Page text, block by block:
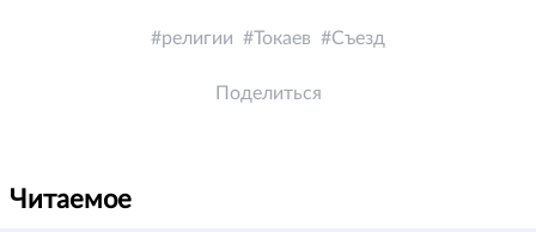
религии Токаев Съезд
Поделиться
Читаемое